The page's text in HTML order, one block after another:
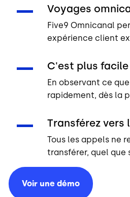
Voyages
Five9 Omnicanal
expérience client
C'est plus
En observant ce
rapidement, dès la
Transférez vers
Tous les appels ne
transférer, quel
Voir une démo